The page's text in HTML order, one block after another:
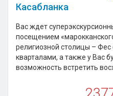
Касабланка
Вас ждет
посещением
религиозной столицы –
кварталами, а также у Вас
возможность встретить